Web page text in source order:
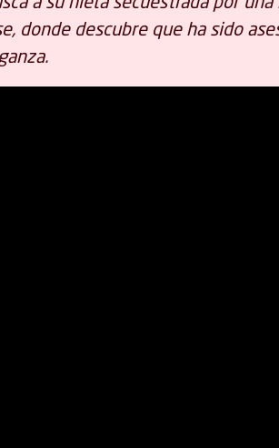
donde descubre que ha sido